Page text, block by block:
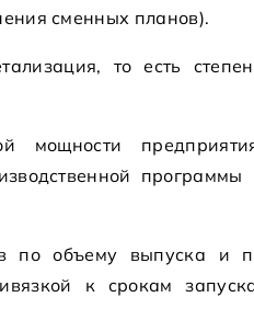
сменных планов).
то есть
мощности
программы
по объему выпуска и
к срокам